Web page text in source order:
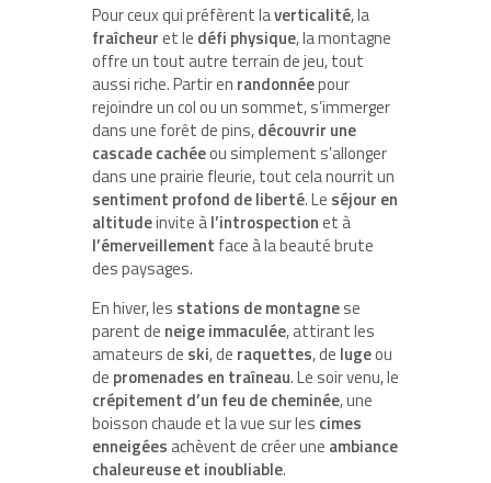
Pour ceux qui préfèrent laverticalité, la
fraîcheuret le défi physique, la montagne
offre un tout autre terrain de jeu, tout
aussi riche. Partir en randonnéepour
rejoindre un col ou un sommet, s’immerger
dans une forêt de pins,découvrir une
cascade cachéeou simplement s’allonger
dans une prairie fleurie, tout cela nourrit un
sentiment profond de liberté. Le séjour en
altitudeinvite àl’introspectionet à
l’émerveillement face à la beauté brute
des paysages.
En hiver, les stations de montagnese
parent de neige immaculée, attirant les
amateurs de ski, de raquettes, de lugeou
de promenades en traîneau. Le soir venu, le
crépitement d’un feu de cheminée, une
boisson chaude et la vue sur les cimes
enneigées achèvent de créer une ambiance
chaleureuse et inoubliable.